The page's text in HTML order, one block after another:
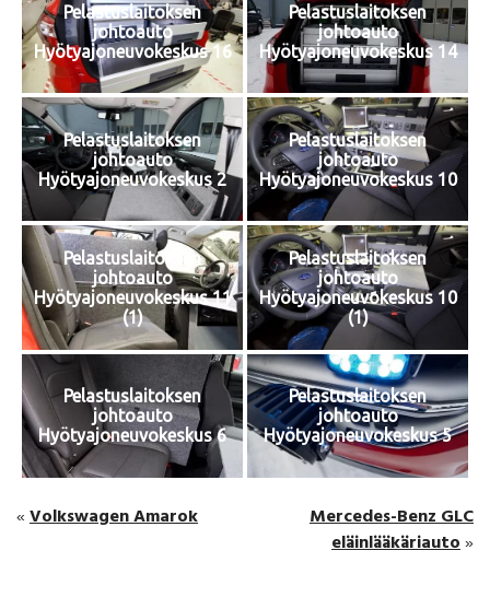
Pelastuslaitoksen
johtoauto
Hyötyajoneuvokeskus 16
Pelastuslaitoksen
johtoauto
Hyötyajoneuvokeskus 14
Pelastuslaitoksen
johtoauto
Hyötyajoneuvokeskus 2
Pelastuslaitoksen
johtoauto
Hyötyajoneuvokeskus 10
Pelastuslaitoksen
johtoauto
Hyötyajoneuvokeskus 11
(1)
Pelastuslaitoksen
johtoauto
Hyötyajoneuvokeskus 10
(1)
Pelastuslaitoksen
johtoauto
Hyötyajoneuvokeskus 6
Pelastuslaitoksen
johtoauto
Hyötyajoneuvokeskus 5
« Volkswagen Amarok
Mercedes-Benz GLC
eläinlääkäriauto »